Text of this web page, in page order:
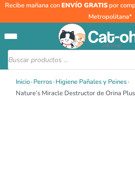
Recibe mañana conENVÍO GRATIS por
Metropolitana*
Búsqueda
de
productos
Inicio›Perros›Higiene Pañales y Peines›
Nature’s Miracle Destructor de Orina
Nature’s
de
Orina
Plus
Perros
946